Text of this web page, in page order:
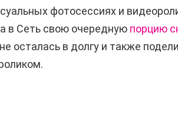
фотосессиях и
в Сеть свою очередную порцию
осталась в долгу и также